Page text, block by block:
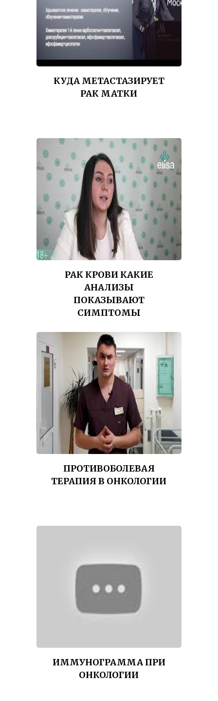
КУДА МЕТАСТАЗИРУЕТ
РАК МАТКИ
РАК КРОВИ КАКИЕ
АНАЛИЗЫ
ПОКАЗЫВАЮТ
СИМПТОМЫ
ПРОТИВОБОЛЕВАЯ
ТЕРАПИЯ В ОНКОЛОГИИ
ИММУНОГРАММА ПРИ
ОНКОЛОГИИ